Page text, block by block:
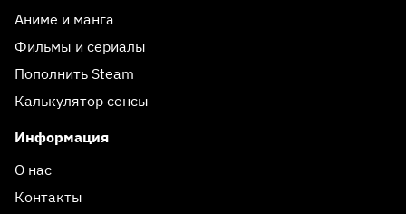
Аниме и манга
Фильмы и сериалы
Пополнить Steam
Калькулятор сенсы
Информация
О нас
Контакты